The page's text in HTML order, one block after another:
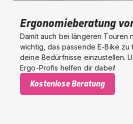
Ergonomieberatung
Damit auch bei längeren Touren
wichtig, das passende E-Bike zu
deine Bedürfnisse einzustellen.
Ergo-Profis helfen dir dabei!
Kostenlose Beratung